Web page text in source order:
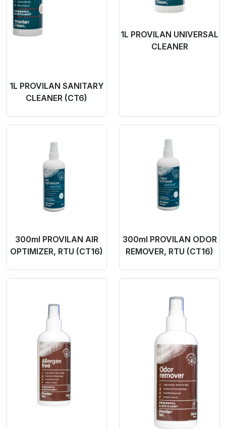
1L PROVILAN SANITARY
CLEANER (CT6)
1L PROVILAN UNIVERSAL
CLEANER
Product Link
300ml PROVILAN AIR
OPTIMIZER, RTU (CT16)
Product Link
300ml PROVILAN ODOR
REMOVER, RTU (CT16)
Product Link